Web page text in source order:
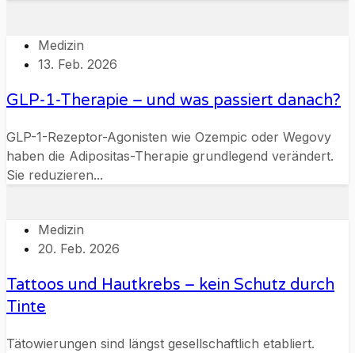
Medizin
13. Feb. 2026
GLP-1-Therapie – und was passiert danach?
GLP-1-Rezeptor-Agonisten wie Ozempic oder Wegovy
haben die Adipositas-Therapie grundlegend verändert.
Sie reduzieren...
Medizin
20. Feb. 2026
Tattoos und Hautkrebs – kein Schutz durch
Tinte
Tätowierungen sind längst gesellschaftlich etabliert.